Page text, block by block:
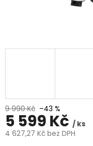
9 990 Kč –43 %
5 599 Kč / ks
4 627,27 Kč bez DPH